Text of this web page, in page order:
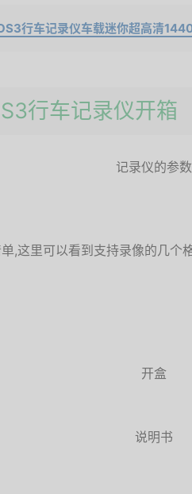
行车记录仪车载迷你超高清
行车记录仪开箱
记录仪的参数
,这里可以看到支持录像的几个
开盒
说明书